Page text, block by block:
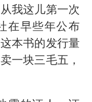
我这儿第一次
在早些年公布
本书的发行量
一块三毛五，